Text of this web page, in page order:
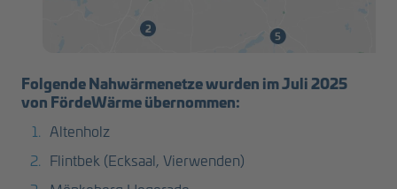
Folgende Nahwärmenetze wurden im Juli 2025
von FördeWärme übernommen:
Altenholz
Flintbek (Ecksaal, Vierwenden)